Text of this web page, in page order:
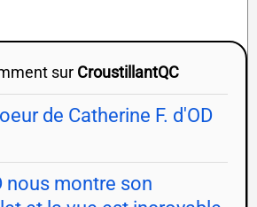
sur CroustillantQC
de Catherine F. d'OD
nous montre son